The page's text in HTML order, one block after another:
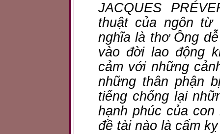
JACQUES
thuật của ngôn từ
nghĩa là thơ Ông
vào đời lao động
cảm với những
những thân phận
tiếng chống lại
hạnh phúc của
đề tài nào là cấm